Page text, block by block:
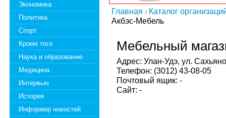
Экономика
Политика
Спорт
Кроме того
Наука и образование
Медицина
Интервью
История
Информер новостей
Главная
Каталог
Акбэс-Мебель
Мебельный
Адрес: Улан-Удэ, ул.
Телефон: (3012) 43-08-05
Почтовый ящик: -
Сайт: -